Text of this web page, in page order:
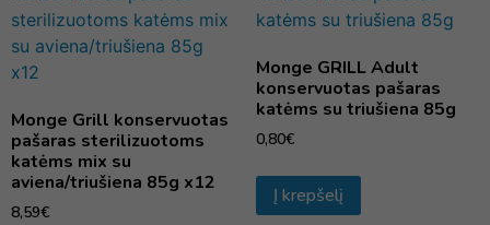
Monge Grill konservuotas
pašaras sterilizuotoms
katėms mix su
aviena/triušiena 85g x12
8,59€
Monge GRILL Adult
konservuotas pašaras
katėms su triušiena 85g
0,80€
Į krepšelį